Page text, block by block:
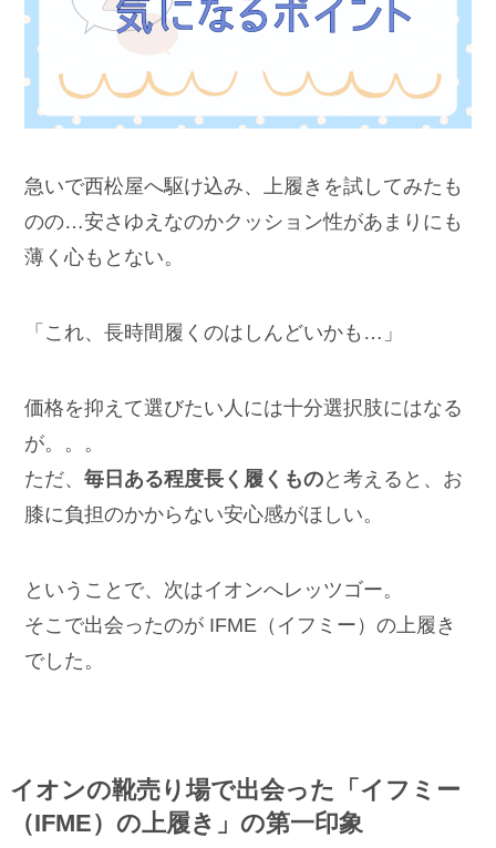
急いで西松屋へ駆け込み、上履きを試してみたも
のの…安さゆえなのかクッション性があまりにも
薄く心もとない。
「これ、長時間履くのはしんどいかも…」
価格を抑えて選びたい人には十分選択肢にはなる
が。。。
ただ、毎日ある程度長く履くものと考えると、お
膝に負担のかからない安心感がほしい。
ということで、次はイオンへレッツゴー。
そこで出会ったのが IFME（イフミー）の上履き
でした。
イオンの靴売り場で出会った「イフミー
（IFME）の上履き」の第一印象